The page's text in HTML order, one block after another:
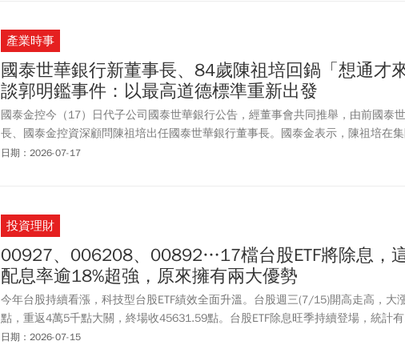
產業時事
國泰世華銀行新董事長、84歲陳祖培回鍋「想通才
談郭明鑑事件：以最高道德標準重新出發
國泰金控今（17）日代子公司國泰世華銀行公告，經董事會共同推舉，由前國泰
長、國泰金控資深顧問陳祖培出任國泰世華銀行董事長。國泰金表示，陳祖培在
30年，曾擔任國泰金控副董事長、國泰世華銀行董事長，自2022年起擔任國泰金
日期：2026-07-17
投資理財
00927、006208、00892…17檔台股ETF將除息，
配息率逾18%超強，原來擁有兩大優勢
今年台股持續看漲，科技型台股ETF績效全面升溫。台股週三(7/15)開高走高，大
點，重返4萬5千點大關，終場收45631.59點。台股ETF除息旺季持續登場，統計
ETF 週四(7/16)將同步除息，包含群益半導體收益(00927)、主動群益科技創新
日期：2026-07-15